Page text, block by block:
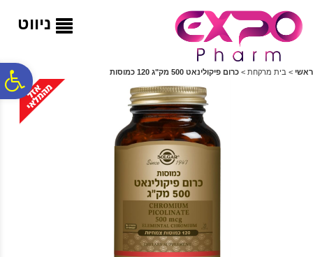
ניווט
ראשי > בית מרקחת > כרום פיקולינאט 500 מק"ג 120 כמוסות